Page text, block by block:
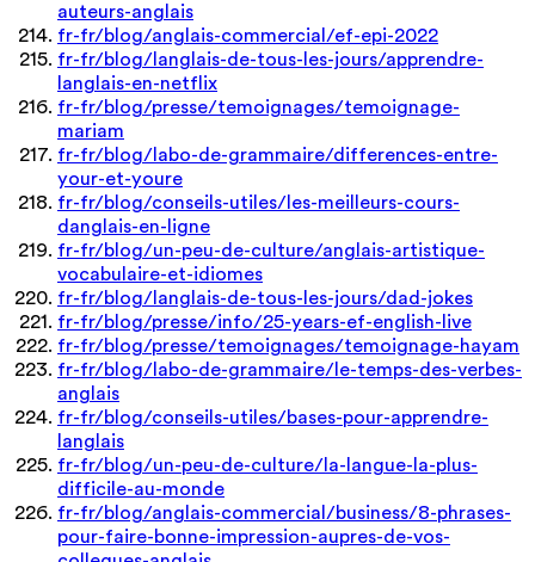
auteurs-anglais
fr-fr/blog/anglais-commercial/ef-epi-2022
fr-fr/blog/langlais-de-tous-les-jours/apprendre-
langlais-en-netflix
fr-fr/blog/presse/temoignages/temoignage-
mariam
fr-fr/blog/labo-de-grammaire/differences-entre-
your-et-youre
fr-fr/blog/conseils-utiles/les-meilleurs-cours-
danglais-en-ligne
fr-fr/blog/un-peu-de-culture/anglais-artistique-
vocabulaire-et-idiomes
fr-fr/blog/langlais-de-tous-les-jours/dad-jokes
fr-fr/blog/presse/info/25-years-ef-english-live
fr-fr/blog/presse/temoignages/temoignage-hayam
fr-fr/blog/labo-de-grammaire/le-temps-des-verbes-
anglais
fr-fr/blog/conseils-utiles/bases-pour-apprendre-
langlais
fr-fr/blog/un-peu-de-culture/la-langue-la-plus-
difficile-au-monde
fr-fr/blog/anglais-commercial/business/8-phrases-
pour-faire-bonne-impression-aupres-de-vos-